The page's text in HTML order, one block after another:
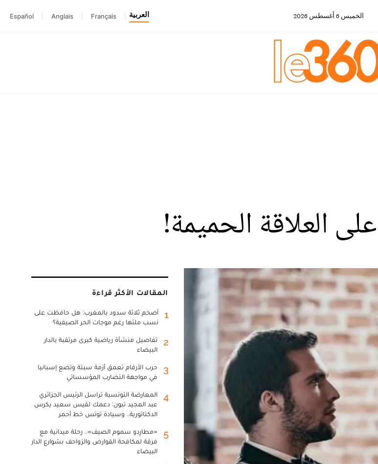
الخميس 6 أغسطس 2026 العربية Français
Anglais
Español
العلاقة الحميمة!
المقالات الأكثر قراءة
1
أضخم ثلاثة سدود بالمغرب: هل حافظت على
نسب ملئها رغم موجات الحر الصيفية؟
2
تفاصيل منشأة رياضية كبرى مرتقبة بالدار
البيضاء
3
حرب الأرقام تعمق أزمة سبتة وتضع إسبانيا
في مواجهة التضارب المؤسساتي
4
المعارضة التونسية تراسل الرئيس الجزائري
عبد المجيد تبون: دعمك لقيس سعيد يكرس
الدكتاتورية.. وسيادة تونس خط أحمر
5
«مطارِدو سموم الصيف».. رحلة ميدانية مع
فرقة لمكافحة القوارض والزواحف بشوارع الدار
البيضاء